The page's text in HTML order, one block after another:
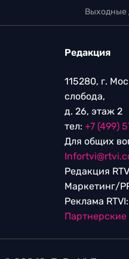
Выходные
Редакция
115280, г.
слобода,
д. 26, этаж 2
тел: +7 (499)
Для общих
Редакция
Маркетинг/
Реклама RTVI: